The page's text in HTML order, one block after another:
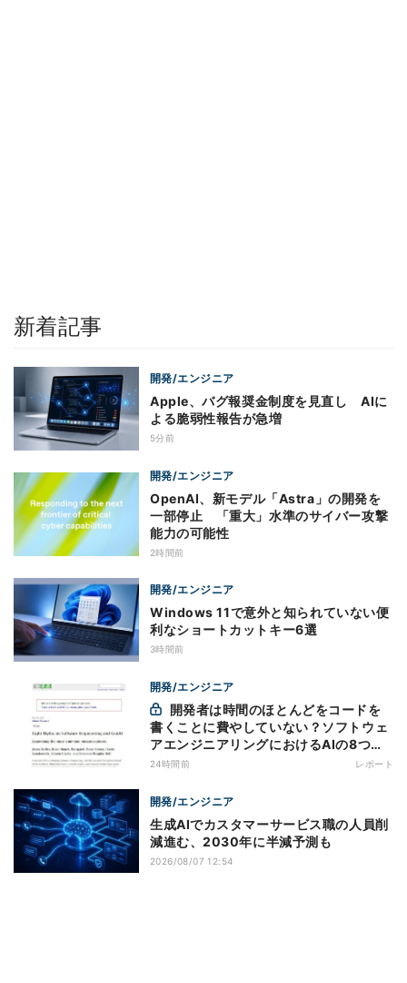
新着記事
開発/エンジニア
Apple、バグ報奨金制度を見直し AIに
よる脆弱性報告が急増
5分前
開発/エンジニア
OpenAI、新モデル「Astra」の開発を
一部停止 「重大」水準のサイバー攻撃
能力の可能性
2時間前
開発/エンジニア
Windows 11で意外と知られていない便
利なショートカットキー6選
3時間前
開発/エンジニア
書くことに費やしていない？ソフトウェ
アエンジニアリングにおけるAIの8つの
神話への賛否
24時間前 レポート
開発/エンジニア
生成AIでカスタマーサービス職の人員削
減進む、2030年に半減予測も
2026/08/07 12:54